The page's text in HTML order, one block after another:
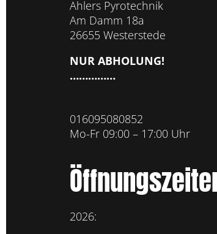
Ahlers Pyrotechnik
Am Damm 18a
26655 Westerstede
NUR ABHOLUNG!
……………
016095080852
Mo-Fr 09:00 – 17:00 Uhr
2026: